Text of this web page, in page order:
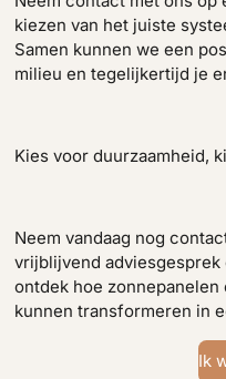
kiezen van het juiste
Samen kunnen we een
milieu en tegelijkertijd je
Kies voor duurzaamheid,
Neem vandaag nog
vrijblijvend adviesgesprek
ontdek hoe
kunnen transformeren in
Ik